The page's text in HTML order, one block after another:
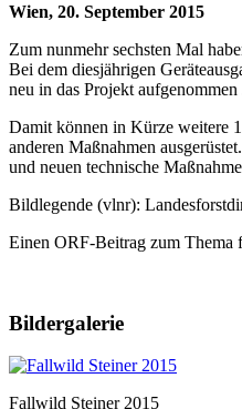
Wien, 20. September 2015
Zum nunmehr sechsten Mal
Bei dem diesjährigen
neu in das Projekt
Damit können in Kürze weitere
anderen Maßnahmen
und neuen technische
Bildlegende (vlnr):
Einen ORF-Beitrag zum Thema
Bildergalerie
Fallwild Steiner 2015